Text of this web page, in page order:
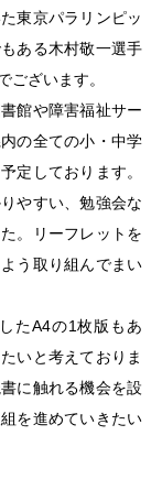
東京パラリンピッ
ある木村敬一選手
ございます。
館や障害福祉サー
の全ての小・中学
定しております。
やすい、勉強会な
。リーフレットを
う取り組んでまい
たA4の1枚版もあ
いと考えておりま
に触れる機会を設
を進めていきたい